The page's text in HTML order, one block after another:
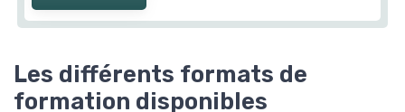
Les différents formats de
formation disponibles